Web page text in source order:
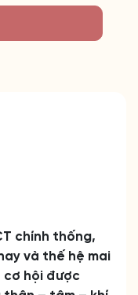
chính thống,
và thế hệ mai
cơ hội được